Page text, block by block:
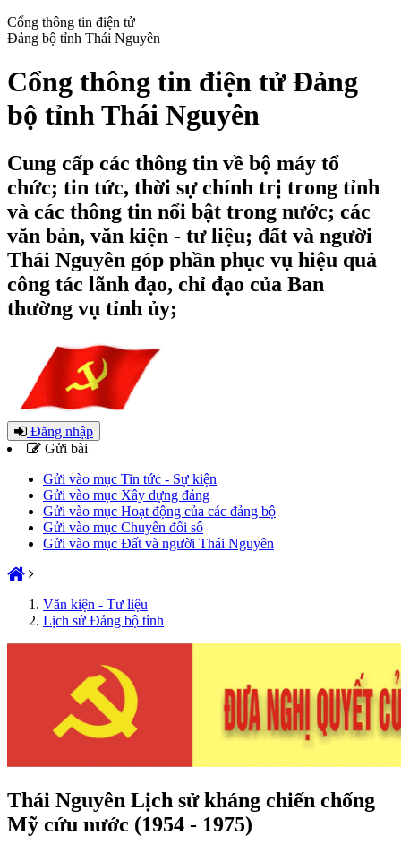
Cổng thông tin điện tử
Đảng bộ tỉnh Thái Nguyên
Cổng thông tin điện tử Đảng
bộ tỉnh Thái Nguyên
Cung cấp các thông tin về bộ máy tổ
chức; tin tức, thời sự chính trị trong tỉnh
và các thông tin nổi bật trong nước; các
văn bản, văn kiện - tư liệu; đất và người
Thái Nguyên góp phần phục vụ hiệu quả
công tác lãnh đạo, chỉ đạo của Ban
thường vụ tỉnh ủy;
Đăng nhập
Gửi bài
Gửi vào mục Tin tức - Sự kiện
Gửi vào mục Xây dựng đảng
Gửi vào mục Hoạt động của các đảng bộ
Gửi vào mục Chuyển đổi số
Gửi vào mục Đất và người Thái Nguyên
Văn kiện - Tư liệu
Lịch sử Đảng bộ tỉnh
Thái Nguyên Lịch sử kháng chiến chống
Mỹ cứu nước (1954 - 1975)